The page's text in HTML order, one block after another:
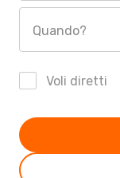
Quando?
Voli diretti